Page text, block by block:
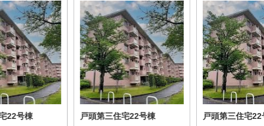
22号棟
戸頭第三住宅22号棟
戸頭第三住宅22